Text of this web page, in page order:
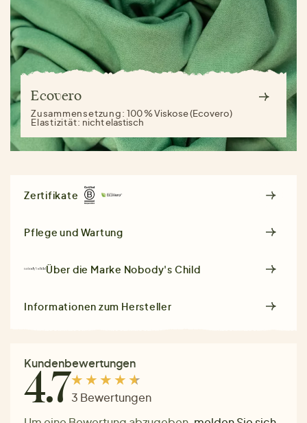
Ecovero
Zusammensetzung:100 % Viskose (Ecovero)
Elastizität: nicht elastisch
Zertifikate
Pflege und Wartung
Über die Marke Nobody's Child
Informationen zum Hersteller
Kundenbewertungen
4.73 Bewertungen